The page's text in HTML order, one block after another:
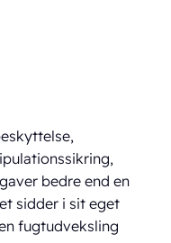
bedre end en
sidder i sit eget
fugtudveksling